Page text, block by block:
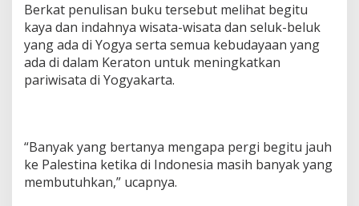
Berkat penulisan buku tersebut melihat begitu
kaya dan indahnya wisata-wisata dan seluk-beluk
yang ada di Yogya serta semua kebudayaan yang
ada di dalam Keraton untuk meningkatkan
pariwisata di Yogyakarta.
“Banyak yang bertanya mengapa pergi begitu jauh
ke Palestina ketika di Indonesia masih banyak yang
membutuhkan,” ucapnya.